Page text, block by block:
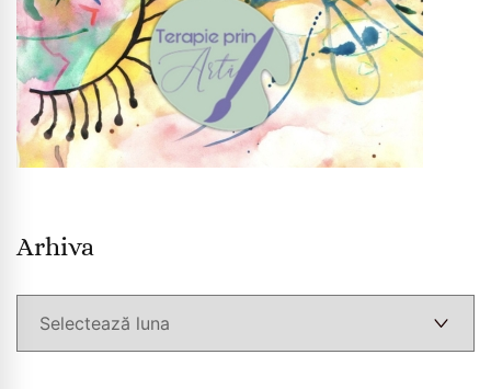
Arhiva